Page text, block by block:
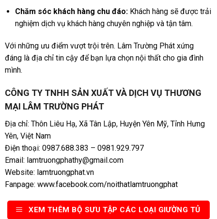
Chăm sóc khách hàng chu đáo:Khách hàng sẽ được trải
nghiệm dịch vụ khách hàng chuyên nghiệp và tận tâm.
Với những ưu điểm vượt trội trên. Lâm Trường Phát xứng
đáng là địa chỉ tin cậy để bạn lựa chọn nội thất cho gia đình
mình.
CÔNG TY TNHH SẢN XUẤT VÀ DỊCH VỤ THƯƠNG
MẠI LÂM TRƯỜNG PHÁT
Địa chỉ: Thôn Liêu Hạ, Xã Tân Lập, Huyện Yên Mỹ, Tỉnh Hưng
Yên, Việt Nam
Điện thoại: 0987.688.383 – 0981.929.797
Email: lamtruongphathy@gmail.com
Website: lamtruongphat.vn
Fanpage: www.facebook.com/noithatlamtruongphat
XEM THÊM BỘ SƯU TẬP CÁC LOẠI GIƯỜNG TỦ